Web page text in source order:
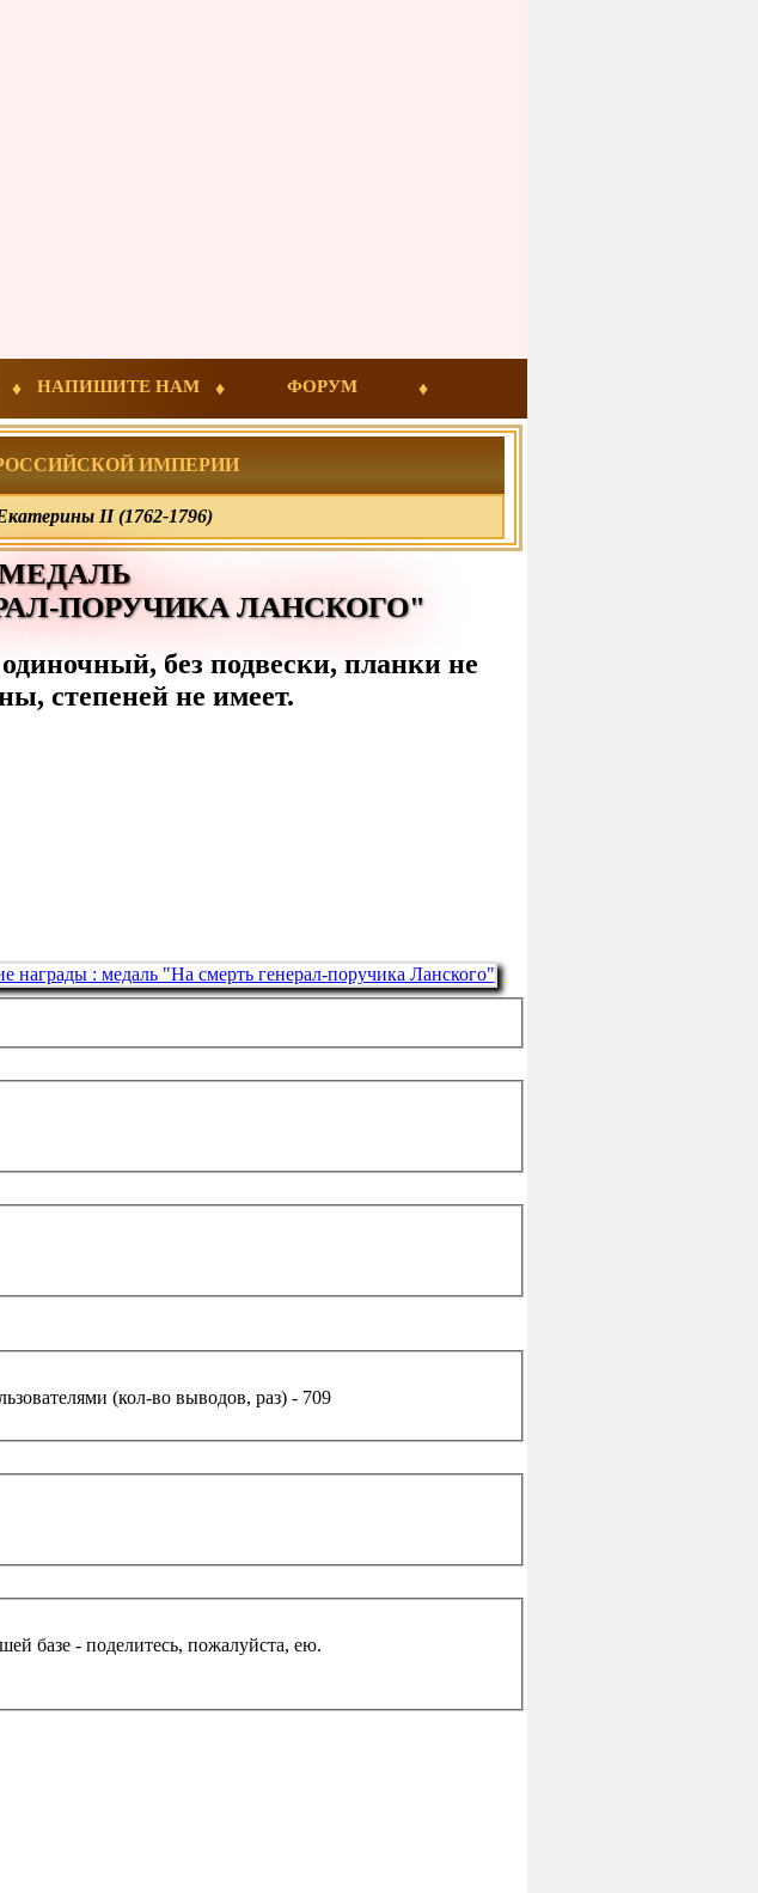
НАПИШИТЕ НАМ ФОРУМ
ИМПЕРИИ
II (1762-1796)
ПОРУЧИКА ЛАНСКОГО"
без подвески, планки не
степеней не имеет.
(кол-во выводов, раз) - 709
базе - поделитесь, пожалуйста, ею.